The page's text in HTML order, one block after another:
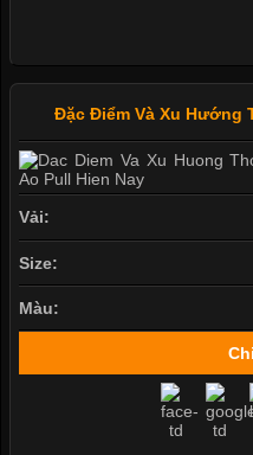
Đặc Điểm Và Xu Hướng
Vải:
Size:
Màu: